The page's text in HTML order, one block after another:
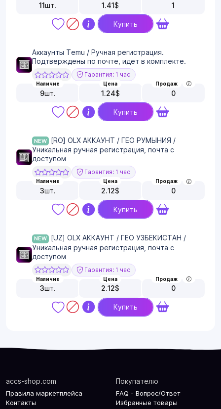
11шт. 1.41$ 1
Купить
Аккаунты Temu / Ручная регистрация.
Подтверждены по почте, идет в комплекте.
Гарантия: 1 час
Наличие
9шт.
Цена
1.24$
Продаж
0
Купить
NEW
[RO] OLX АККАУНТ / ГЕО РУМЫНИЯ /
Уникальная ручная регистрация, почта с
доступом
Гарантия: 1 час
Наличие
3шт.
Цена
2.12$
Продаж
0
Купить
NEW
[UZ] OLX АККАУНТ / ГЕО УЗБЕКИСТАН /
Уникальная ручная регистрация, почта с
доступом
Гарантия: 1 час
Наличие
3шт.
Цена
2.12$
Продаж
0
Купить
accs-shop.com
Правила маркетплейса
Контакты
Покупателю
FAQ - Вопрос/Ответ
Избранные товары